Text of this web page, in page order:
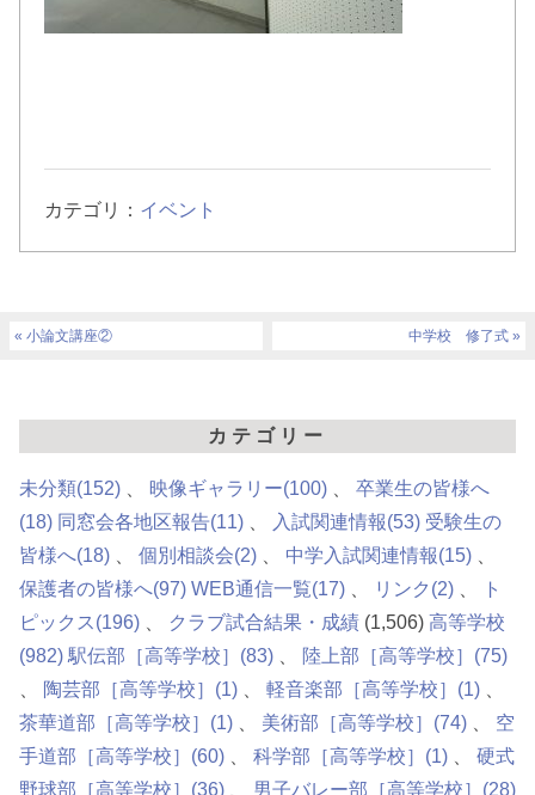
カテゴリ： イベント
小論文講座② 中学校 修了式
カテゴリー
未分類(152) 映像ギャラリー(100)
卒業生の皆様へ
(18) 同窓会各地区報告(11) 入試関連情報(53) 受験生の
皆様へ(18) 個別相談会(2) 中学入試関連情報(15)
保護者の皆様へ(97) WEB通信一覧(17) リンク (2)
ト
ピックス (196) クラブ試合結果・成績 (1,506) 高等学校
(982) 駅伝部［高等学校］ (83) 陸上部［高等学校］ (75)
陶芸部［高等学校］ (1) 軽音楽部［高等学校］ (1)
茶華道部［高等学校］ (1) 美術部［高等学校］ (74)
空
手道部［高等学校］ (60) 科学部［高等学校］ (1)
硬式
野球部［高等学校］ (36) 男子バレー部［高等学校］ (28)